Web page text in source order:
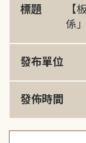
標題
【
係
發布單位
發佈時間